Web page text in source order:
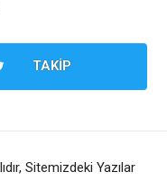
TAKIP
Sitemizdeki Yazılar